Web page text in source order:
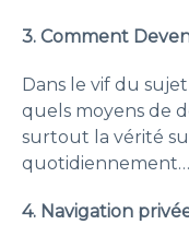
3. Comment
Dans le vif du
quels moyens de
surtout la vérité
quotidiennement…
4. Navigation